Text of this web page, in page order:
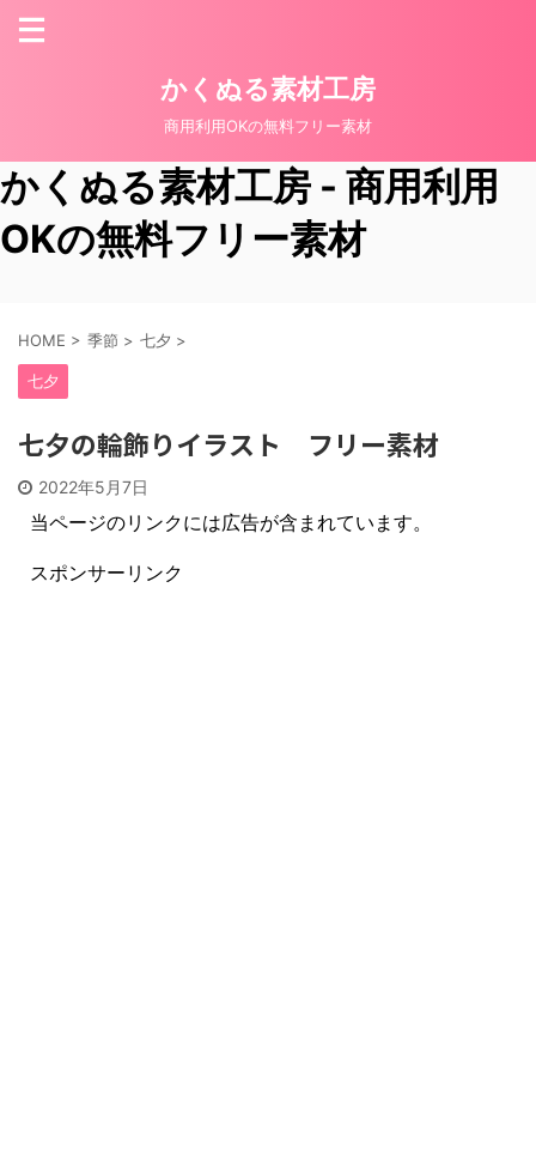
かくぬる素材工房
商用利用OKの無料フリー素材
かくぬる素材工房 - 商用利用
OKの無料フリー素材
HOME > 季節 > 七夕 >
七夕
七夕の輪飾りイラスト フリー素材
2022年5月7日
当ページのリンクには広告が含まれています。
スポンサーリンク